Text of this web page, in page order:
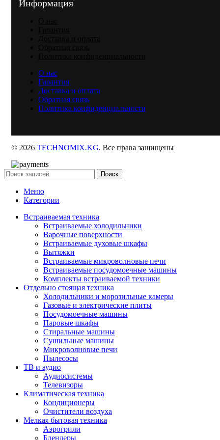
Информация
О нас
Гарантия
Доставка и оплата
Обратная связь
Политика конфиденциальности
© 2026 TECHNOMIX.KG. Все права защищены
Поиск
Меню
Категории
Встраиваемая техника
Встраиваемые холодильники
Варочные поверхности
Встраиваемые духовые шкафы
Вытяжки
Встраиваемые микроволновые печи
Встраиваемые посудомоечные машины
Комплекты встраиваемой техники
Отдельно стоящая техника
Холодильники и морозильные камеры
Газовые и электрические плиты
Посудомоечные машины
Паровые шкафы
Стиральные машины
Сушильные машины
Микроволновые печи
Пылесосы
ТВ и аудио
Аудиосистемы
Телевизоры
Климатическая техника
Кондиционеры
Очистители воздуха
Мелкая бытовая техника
Аэрогрили
Блендеры